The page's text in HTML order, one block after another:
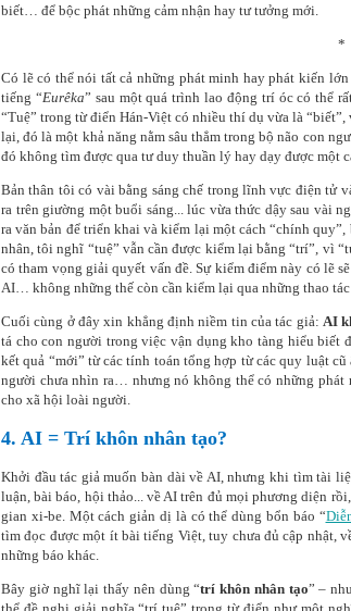
biết… để bộc phát những cảm nhận hay tư tưởng mới.
*
Có lẽ có thể nói tất cả những phát minh hay phát kiến
tiếng “Eurêka” sau một quá trình lao động trí óc có thể
“Tuệ” trong từ điển Hán-Việt có nhiều thí dụ vừa là
lại, đó là một khả năng nằm sâu thẳm trong bộ não con
đó không tìm được qua tư duy thuần lý hay dạy được một
Bản thân tôi có vài bằng sáng chế trong lĩnh vực điện tử
ra trên giường một buổi sáng... lúc vừa thức dậy sau vài
ra văn bản để triển khai và kiểm lại một cách “chính
nhân, tôi nghĩ “tuệ” vẫn cần được kiểm lại bằng “trí”, vì
có tham vọng giải quyết vấn đề. Sự kiểm điểm này có lẽ
AI… không những thế còn cần kiểm lại qua những thao tác
Cuối cùng ở đây xin khẳng định niềm tin của tác giả: AI
tá cho con người trong việc vận dụng kho tàng hiểu biết
kết quả “mới” từ các tính toán tổng hợp từ các quy luật
người chưa nhìn ra… nhưng nó không thể có những phát
cho xã hội loài người.
4. AI = Trí khôn nhân tạo?
Khởi đầu tác giả muốn bàn dài về AI, nhưng khi tìm tài
luận, bài báo, hội thảo... về AI trên đủ mọi phương diện
gian xi-be. Một cách giản dị là có thể dùng bổn báo “
tìm đọc được một ít bài tiếng Việt, tuy chưa đủ cập nhật,
những báo khác.
Bây giờ nghĩ lại thấy nên dùng “trí khôn nhân tạo” –